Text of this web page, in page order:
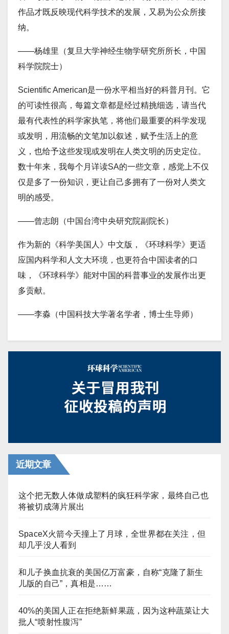
作品才既反映现代科学技术的发展，又易为公众所接
纳。
——杨雄里（复旦大学神经生物学研究所所长，中国
科学院院士）
Scientific American是一份水平相当好的科普月刊。它
的可读性很高，每篇文章都是经过精挑细选，请当代
最有代表性的科学家执笔，将他们最重要的科学发现
或发明，用流畅的文笔加以叙述，赋予生活上的意
义，也给予这些发现或发明在人类文明的历史定位。
数十年来，我每个月详读SA的一些文章，感觉上不仅
仅是多了一份知识，更让自己多拥有了一份对人类文
明的感受。
——曾志朗（中国台湾中央研究院副院长）
作为新的《科学美国人》中文版，《环球科学》更适
应国内科学和人文大环境，也更符合中国读者的口
味，《环球科学》能对中国的科普事业的发展作出更
多贡献。
——李淼（中国科技大学著名学者，博士生导师）
近期文章
这个把无数人体做成塑料的疯狂科学家，最终自己也
将被切成薄片展出
SpaceX火箭今天撞上了月球，全世界都在关注，但
却几乎没人看到
和儿子换血抗衰的美国亿万富豪，自称“克隆了新生
儿版的自己”，真相是……
40%的美国人正在拒绝新鲜果蔬，因为这种蔬菜让大
批人“喷射性腹泻”